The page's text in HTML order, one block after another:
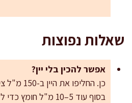
שאלות נפוצות
אפשר להכין בלי יין?
כן.
בסוף עוד 5–10 מ"ל